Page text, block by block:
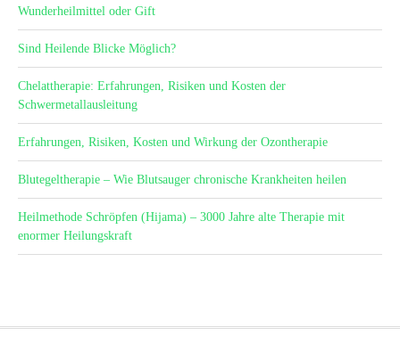
Wunderheilmittel oder Gift
Sind Heilende Blicke Möglich?
Chelattherapie: Erfahrungen, Risiken und Kosten der
Schwermetallausleitung
Erfahrungen, Risiken, Kosten und Wirkung der Ozontherapie
Blutegeltherapie – Wie Blutsauger chronische Krankheiten heilen
Heilmethode Schröpfen (Hijama) – 3000 Jahre alte Therapie mit
enormer Heilungskraft